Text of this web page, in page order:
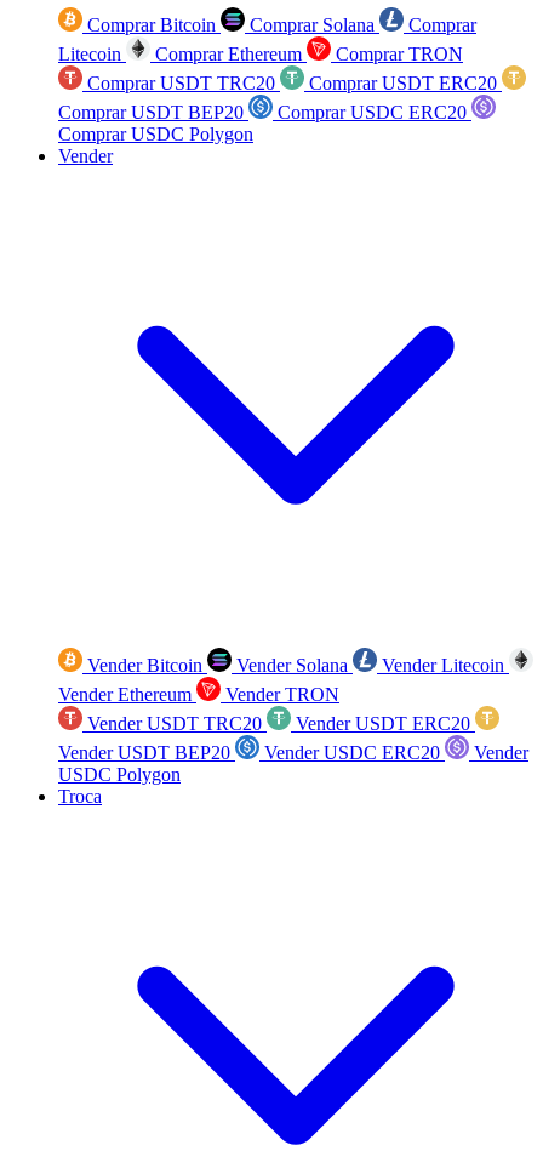
Comprar Bitcoin Comprar Solana
Comprar
Litecoin
Comprar Ethereum
Comprar TRON
Comprar USDT TRC20
Comprar USDT ERC20
Comprar USDT BEP20
Comprar USDC ERC20
Comprar USDC Polygon
Vender
Vender Bitcoin Vender Solana
Vender Litecoin
Vender Ethereum
Vender TRON
Vender USDT TRC20
Vender USDT ERC20
Vender USDT BEP20
Vender USDC ERC20
Vender
USDC Polygon
Troca